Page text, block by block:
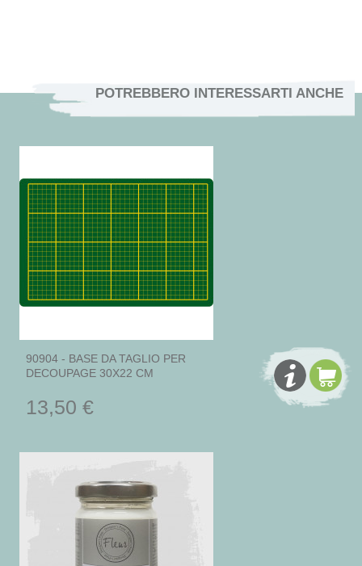
POTREBBERO INTERESSARTI ANCHE
90904 - BASE DA TAGLIO PER
DECOUPAGE 30X22 CM
13,50 €